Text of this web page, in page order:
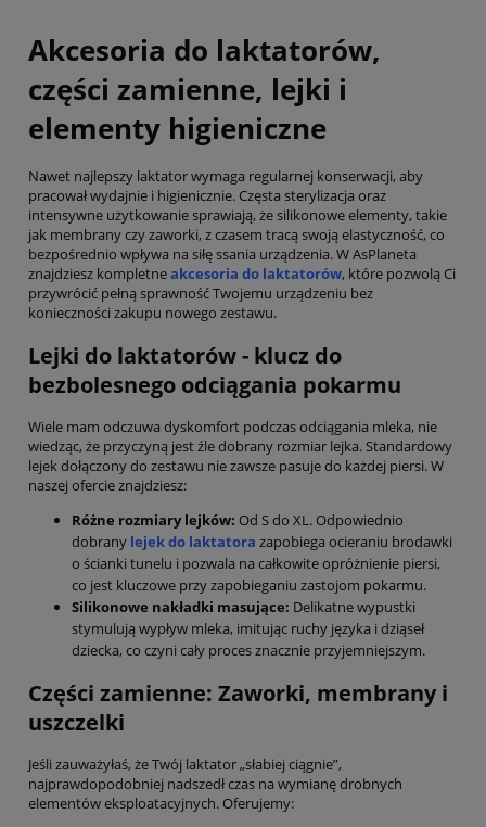
Akcesoria do laktatorów,
części zamienne, lejki i
elementy higieniczne
Nawet najlepszy laktator wymaga regularnej konserwacji, aby
pracował wydajnie i higienicznie. Częsta sterylizacja oraz
intensywne użytkowanie sprawiają, że silikonowe elementy, takie
jak membrany czy zaworki, z czasem tracą swoją elastyczność, co
bezpośrednio wpływa na siłę ssania urządzenia. W AsPlaneta
znajdziesz kompletneakcesoria do laktatorów, które pozwolą Ci
przywrócić pełną sprawność Twojemu urządzeniu bez
konieczności zakupu nowego zestawu.
Lejki do laktatorów - klucz do
bezbolesnego odciągania pokarmu
Wiele mam odczuwa dyskomfort podczas odciągania mleka, nie
wiedząc, że przyczyną jest źle dobrany rozmiar lejka. Standardowy
lejek dołączony do zestawu nie zawsze pasuje do każdej piersi. W
naszej ofercie znajdziesz:
Różne rozmiary lejków: Od S do XL. Odpowiednio
dobrany lejek do laktatora zapobiega ocieraniu brodawki
o ścianki tunelu i pozwala na całkowite opróżnienie piersi,
co jest kluczowe przy zapobieganiu zastojom pokarmu.
Silikonowe nakładki masujące: Delikatne wypustki
stymulują wypływ mleka, imitując ruchy języka i dziąseł
dziecka, co czyni cały proces znacznie przyjemniejszym.
Części zamienne: Zaworki, membrany i
uszczelki
Jeśli zauważyłaś, że Twój laktator „słabiej ciągnie”,
najprawdopodobniej nadszedł czas na wymianę drobnych
elementów eksploatacyjnych. Oferujemy: